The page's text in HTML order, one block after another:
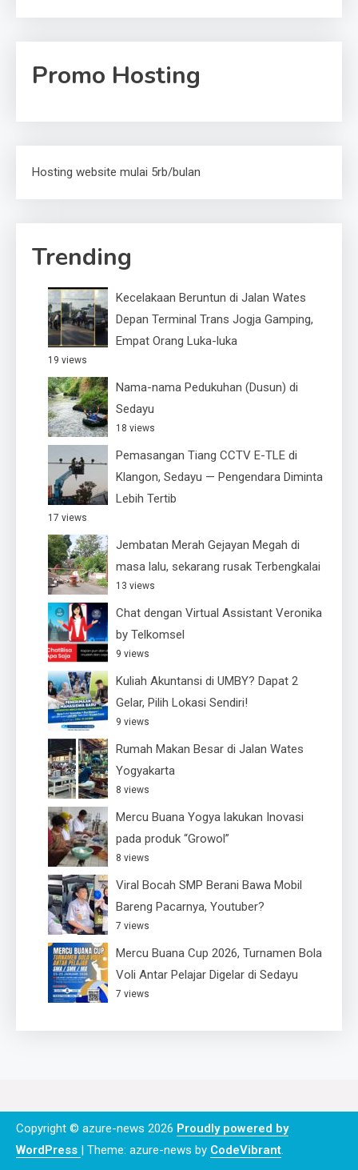
Promo Hosting
Hosting website mulai 5rb/bulan
Trending
Kecelakaan Beruntun di Jalan Wates
Depan Terminal Trans Jogja Gamping,
Empat Orang Luka-luka
19 views
Nama-nama Pedukuhan (Dusun) di
Sedayu
18 views
Pemasangan Tiang CCTV E-TLE di
Klangon, Sedayu — Pengendara Diminta
Lebih Tertib
17 views
Jembatan Merah Gejayan Megah di
masa lalu, sekarang rusak Terbengkalai
13 views
Chat dengan Virtual Assistant Veronika
by Telkomsel
9 views
Kuliah Akuntansi di UMBY? Dapat 2
Gelar, Pilih Lokasi Sendiri!
9 views
Rumah Makan Besar di Jalan Wates
Yogyakarta
8 views
Mercu Buana Yogya lakukan Inovasi
pada produk “Growol”
8 views
Viral Bocah SMP Berani Bawa Mobil
Bareng Pacarnya, Youtuber?
7 views
Mercu Buana Cup 2026, Turnamen Bola
Voli Antar Pelajar Digelar di Sedayu
7 views
Copyright © azure-news 2026 Proudly powered by
WordPress | Theme: azure-news by CodeVibrant